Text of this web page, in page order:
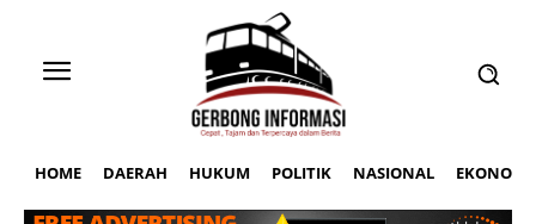
HOME DAERAH HUKUM POLITIK NASIONAL EKONOMI